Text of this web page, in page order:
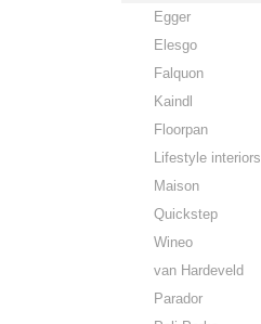
Egger
Elesgo
Falquon
Kaindl
Floorpan
Lifestyle interiors
Maison
Quickstep
Wineo
van Hardeveld
Parador